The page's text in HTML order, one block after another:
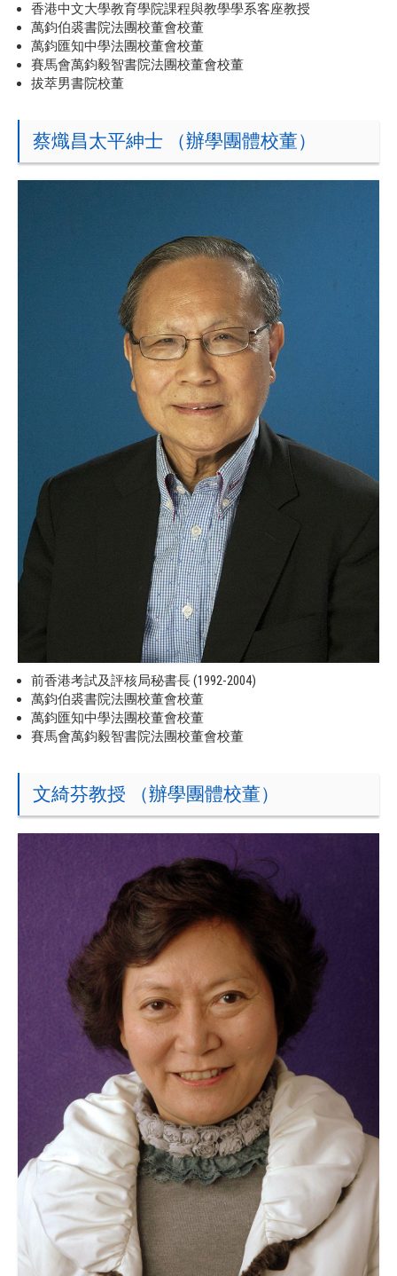
香港中文大學教育學院課程與教學學系客座教授
萬鈞伯裘書院法團校董會校董
萬鈞匯知中學法團校董會校董
賽馬會萬鈞毅智書院法團校董會校董
拔萃男書院校董
蔡熾昌太平紳士 （辦學團體校董）
前香港考試及評核局秘書長 (1992-2004)
萬鈞伯裘書院法團校董會校董
萬鈞匯知中學法團校董會校董
賽馬會萬鈞毅智書院法團校董會校董
文綺芬教授 （辦學團體校董）